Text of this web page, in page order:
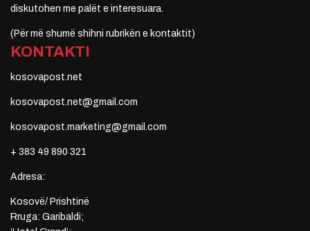
diskutohen me palët e interesuara.
(Për më shumë shihni rubrikën e kontaktit)
KONTAKTI
kosovapost.net
kosovapost.net@gmail.com
kosovapost.marketing@gmail.com
+ 383 49 890 321
Adresa:
Kosovë/ Prishtinë
Rruga: Garibaldi;